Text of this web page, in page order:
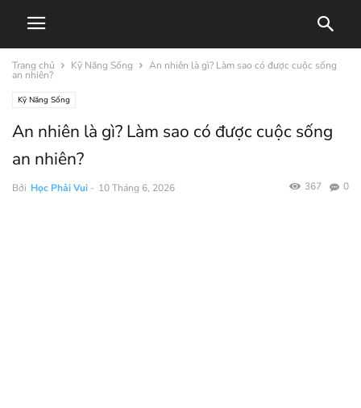
Trang chủ Kỹ Năng Sống An nhiên là gì? Làm sao có được cuộc sống
an nhiên?
Kỹ Năng Sống
An nhiên là gì? Làm sao có được cuộc sống
an nhiên?
Bởi Học Phải Vui - 10 Tháng 6, 2026 0
367